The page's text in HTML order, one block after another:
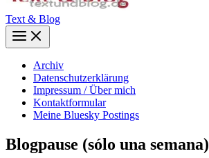
Text & Blog
Main
Menu
Archiv
Datenschutzerklärung
Impressum / Über mich
Kontaktformular
Meine Bluesky Postings
Blogpause (sólo una semana)